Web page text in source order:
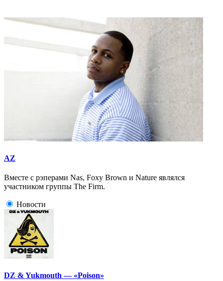
AZ
Вместе с рэперами Nas, Foxy Brown и Nature являлся
участником группы The Firm.
Новости
DZ & Yukmouth — «Poison»